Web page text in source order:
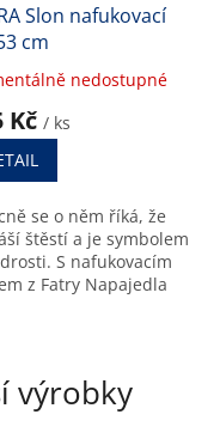
Slon nafukovací
cm
nedostupné
Kč / ks
se o něm říká, že
štěstí a je symbolem
S nafukovacím
z Fatry Napajedla
výrobky